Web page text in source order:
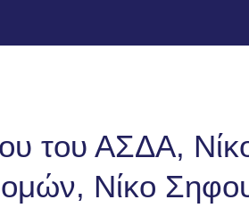
του ΑΣΔΑ,
Νίκο